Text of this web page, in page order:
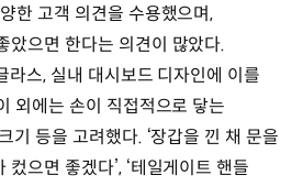
한 고객 의견을 수용했으며,
았으면 한다는 의견이 많았다.
라스, 실내 대시보드 디자인에 이를
외에는 손이 직접적으로 닿는
기 등을 고려했다. ‘장갑을 낀 채 문을
으면 좋겠다’, ‘테일게이트 핸들